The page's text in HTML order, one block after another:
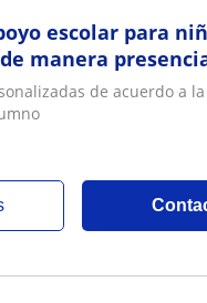
escolar para
manera
de acuerdo a